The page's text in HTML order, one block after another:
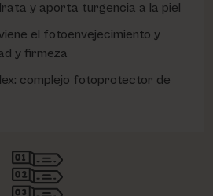
y aporta turgencia a la piel
el fotoenvejecimiento y
y firmeza
complejo fotoprotector de